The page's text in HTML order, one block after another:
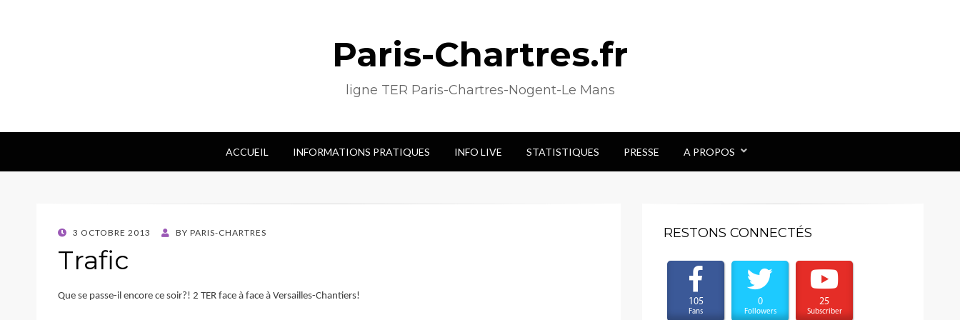
Paris-Chartres.fr
ligne TER Paris-Chartres-Nogent-Le Mans
ACCUEIL INFORMATIONS PRATIQUES INFO LIVE STATISTIQUES PRESSE A PROPOS
POSTED
3 OCTOBRE 2013 BY PARIS-CHARTRES
Trafic
Que se passe-il encore ce soir?! 2 TER face à face à Versailles-Chantiers!
RESTONS CONNECTÉS
105
Fans
0
Followers
25
Subscriber